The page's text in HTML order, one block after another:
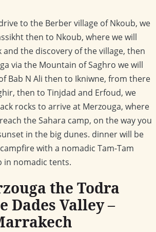
to the Berber village of Nkoub, we
then to Nkoub, where we will
and the discovery of the village, then
via the Mountain of Saghro we will
Bab N Ali then to Ikniwne, from there
then to Tinjdad and Erfoud, we
rocks to arrive at Merzouga, where
the Sahara camp, on the way you
in the big dunes. dinner will be
with a nomadic Tam-Tam
in nomadic tents.
the Todra
Dades Valley –